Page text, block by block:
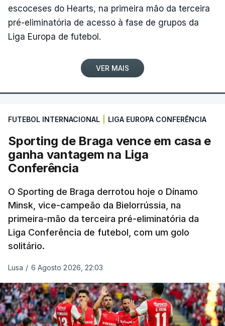
escoceses do Hearts, na primeira mão da terceira
pré-eliminatória de acesso à fase de grupos da
Liga Europa de futebol.
VER MAIS
FUTEBOL INTERNACIONAL LIGA EUROPA CONFERÊNCIA
Sporting de Braga vence em casa e
ganha vantagem na Liga
Conferência
O Sporting de Braga derrotou hoje o Dínamo
Minsk, vice-campeão da Bielorrússia, na
primeira-mão da terceira pré-eliminatória da
Liga Conferência de futebol, com um golo
solitário.
Lusa / 6 Agosto 2026, 22:03